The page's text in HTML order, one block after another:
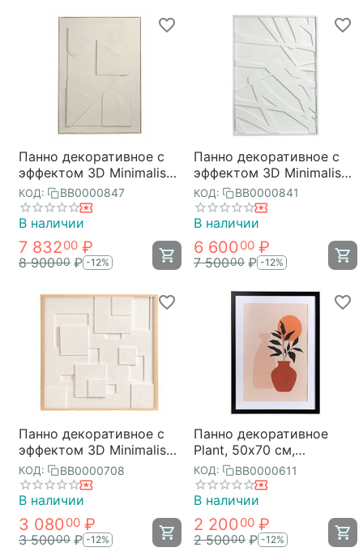
Панно декоративное с
эффектом 3D Minimalism
Triangle, 70х100 см,
Bergenson Bjorn
КОД: BB0000847
В наличии
7 83200 ₽
8 90000 ₽ -12%
Панно декоративное с
эффектом 3D Minimalism,
с белой рамой, 70х100
см, Bergenson Bjorn
КОД: BB0000841
В наличии
6 60000 ₽
7 50000 ₽ -12%
Панно декоративное с
эффектом 3D Minimalism,
с бежевой рамой, 60х60
см, Bergenson Bjorn
КОД: BB0000708
В наличии
3 08000 ₽
3 50000 ₽ -12%
Панно декоративное
Plant, 50х70 см,
Bergenson Bjorn
КОД: BB0000611
В наличии
2 20000 ₽
2 50000 ₽ -12%